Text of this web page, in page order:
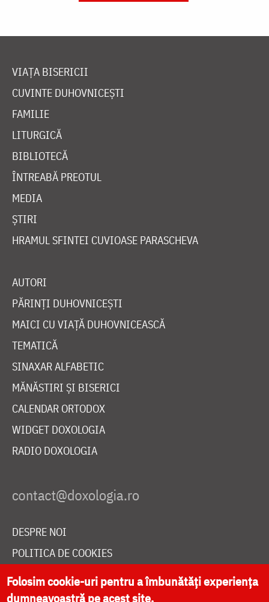
VIAȚA BISERICII
CUVINTE DUHOVNICEȘTI
FAMILIE
LITURGICĂ
BIBLIOTECĂ
ÎNTREABĂ PREOTUL
MEDIA
ȘTIRI
HRAMUL SFINTEI CUVIOASE PARASCHEVA
AUTORI
PĂRINȚI DUHOVNICEȘTI
MAICI CU VIAȚĂ DUHOVNICEASCĂ
TEMATICĂ
SINAXAR ALFABETIC
MĂNĂSTIRI ȘI BISERICI
CALENDAR ORTODOX
WIDGET DOXOLOGIA
RADIO DOXOLOGIA
DESPRE NOI
POLITICA DE COOKIES
DONEAZĂ ONLINE PENTRU CATEDRALA NAȚIONALĂ
Folosim cookie-uri pentru a îmbunătăți experiența
dumneavoastră pe acest site.